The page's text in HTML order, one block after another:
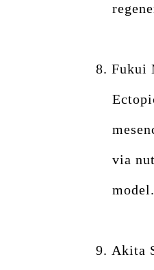
8. Fukui
via
9. Akita